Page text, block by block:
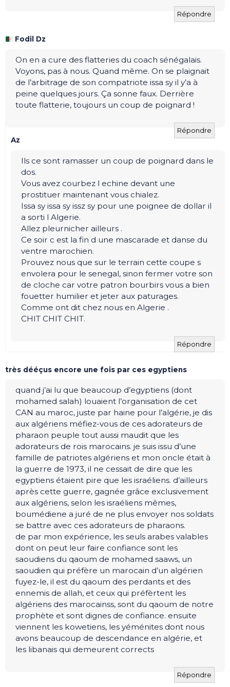
Répondre
Fodil Dz
On en a cure des flatteries du coach sénégalais.
Voyons, pas à nous. Quand même. On se plaignait
de l’arbitrage de son compatriote issa sy il y’a à
peine quelques jours. Ça sonne faux. Derrière
toute flatterie, toujours un coup de poignard !
Répondre
Az
Ils ce sont ramasser un coup de poignard dans le
dos.
Vous avez courbez l echine devant une
prostituer maintenant vous chialez.
Issa sy issa sy issz sy pour une poignee de dollar il
a sorti l Algerie.
Allez pleurnicher ailleurs .
Ce soir c est la fin d une mascarade et danse du
ventre marochien.
Prouvez nous que sur le terrain cette coupe s
envolera pour le senegal, sinon fermer votre son
de cloche car votre patron bourbirs vous a bien
fouetter humilier et jeter aux paturages.
Comme ont dit chez nous en Algerie .
CHIT CHIT CHIT.
Répondre
très dééçus encore une fois par ces egyptiens
quand j’ai lu que beaucoup d’egyptiens (dont
mohamed salah) louaient l’organisation de cet
CAN au maroc, juste par haine pour l’algérie, je dis
aux algériens méfiez-vous de ces adorateurs de
pharaon peuple tout aussi maudit que les
adorateurs de rois marocains. je suis issu d’une
famille de patriotes algériens et mon oncle était à
la guerre de 1973, il ne cessait de dire que les
egyptiens étaient pire que les israéliens. d’ailleurs
après cette guerre, gagnée grâce exclusivement
aux algériens, selon les israéliens mêmes,
boumédiene a juré de ne plus envoyer nos soldats
se battre avec ces adorateurs de pharaons.
de par mon expérience, les seuls arabes valables
dont on peut leur faire confiance sont les
saoudiens du qaoum de mohamed saaws, un
saoudien qui préfère un marocain d’un algérien
fuyez-le, il est du qaoum des perdants et des
ennemis de allah, et ceux qui préfèrtent les
algériens des marocainss, sont du qaoum de notre
prophète et sont dignes de confiance. ensuite
viennent les kowetiens, les yéménites dont nous
avons beaucoup de descendance en algérie, et
les libanais qui demeurent corrects
Répondre